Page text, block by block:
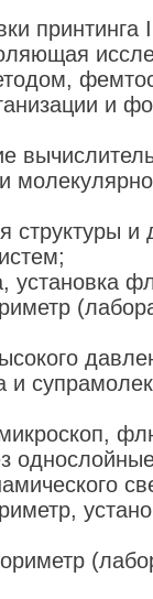
принтинга
и
структуры и
установка
и